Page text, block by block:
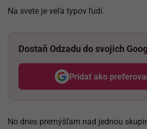
Na svete je veľa typov ľudí.
Dostaň Odzadu do svojich
Pridať ako
No dnes premýšľam nad jednou